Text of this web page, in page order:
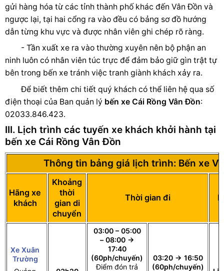
gửi hàng hóa từ các tỉnh thành phố khác đến Vân Đồn và
ngược lại, tại hai cổng ra vào đều có bảng sơ đồ hướng
dẫn từng khu vực và được nhân viên ghi chép rõ ràng.
- Tần xuất xe ra vào thường xuyên nên bộ phận an
ninh luôn có nhân viên túc trực để đảm bảo giữ gìn trật tự
bên trong bến xe tránh việc tranh giành khách xảy ra.
Để biết thêm chi tiết quý khách có thể liên hệ qua số
điện thoại của Ban quản lý bến xe Cái Rồng Vân Đồn:
02033.846.423.
III. Lịch trình các tuyến xe khách khởi hành tại
bến xe Cái Rồng Vân Đồn
Thông tin bảng giá lịch trình: Bến xe
Hãng xe
khách
Khoảng
thời
gian di
chuyển
Thời gian đi
Xe Xuân
Trường
03:00 – 05:00
– 08:00 →
17:40
(60ph/chuyến)
Điểm đón trả
03:20 → 16:50
(60ph/chuyến)